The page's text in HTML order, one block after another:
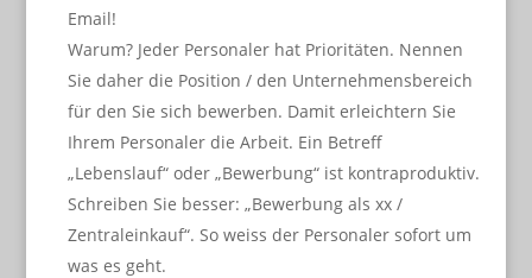
Email!
Warum? Jeder Personaler hat Prioritäten. Nennen
Sie daher die Position / den Unternehmensbereich
für den Sie sich bewerben. Damit erleichtern Sie
Ihrem Personaler die Arbeit. Ein Betreff
„Lebenslauf“ oder „Bewerbung“ ist kontraproduktiv.
Schreiben Sie besser: „Bewerbung als xx /
Zentraleinkauf“. So weiss der Personaler sofort um
was es geht.